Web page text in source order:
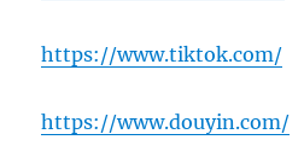
https://www.tiktok.com/
https://www.douyin.com/